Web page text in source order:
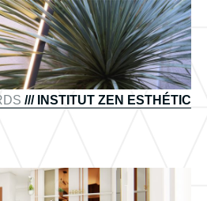
/// INSTITUT ZEN ESTHÉTIC